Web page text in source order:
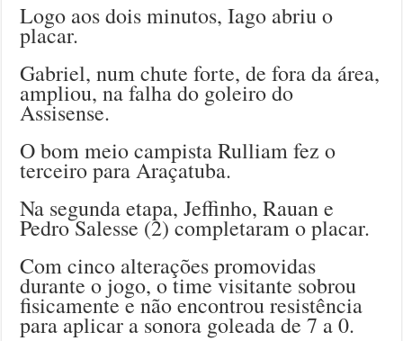
Logo aos dois minutos, Iago abriu o
placar.
Gabriel, num chute forte, de fora da área,
ampliou, na falha do goleiro do
Assisense.
O bom meio campista Rulliam fez o
terceiro para Araçatuba.
Na segunda etapa, Jeffinho, Rauan e
Pedro Salesse (2) completaram o placar.
Com cinco alterações promovidas
durante o jogo, o time visitante sobrou
fisicamente e não encontrou resistência
para aplicar a sonora goleada de 7 a 0.